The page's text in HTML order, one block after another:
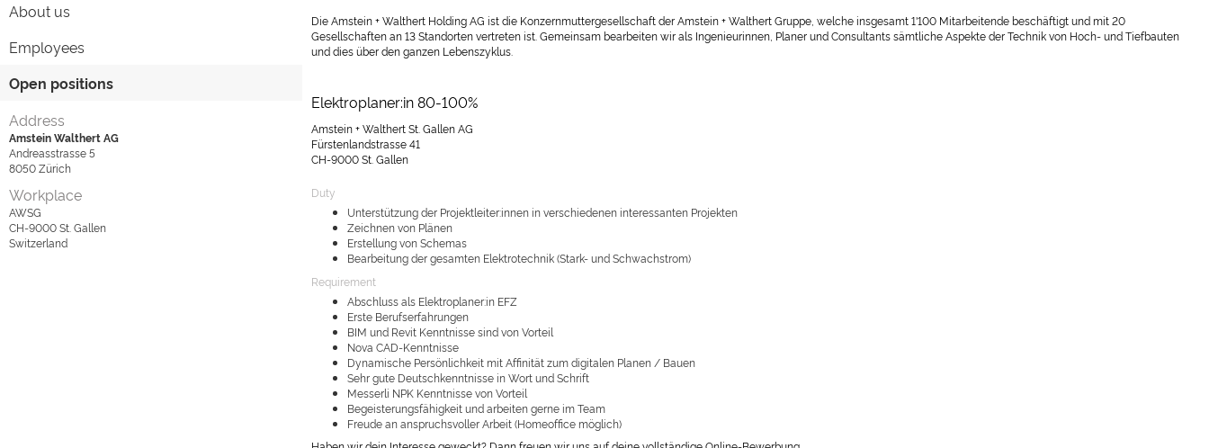
About us
Employees
Open positions
Address
Amstein Walthert AG
Andreasstrasse 5
8050Zürich
Workplace
AWSG
CH-9000St. Gallen
Switzerland
Die Amstein + Walthert Holding AG ist die Konzernmuttergesellschaft der Amstein + Walthert Gruppe, welche insgesamt 1'100 Mitarbeitende beschäftigt und mit 20
Gesellschaften an 13 Standorten vertreten ist. Gemeinsam bearbeiten wir als Ingenieurinnen, Planer und Consultants sämtliche Aspekte der Technik von Hoch- und Tiefbauten
und dies über den ganzen Lebenszyklus.
Elektroplaner:in 80-100%
Amstein + Walthert St. Gallen AG
Fürstenlandstrasse 41
CH-9000 St. Gallen
Duty
Unterstützung der Projektleiter:innen in verschiedenen interessanten Projekten
Zeichnen von Plänen
Erstellung von Schemas
Bearbeitung der gesamten Elektrotechnik (Stark- und Schwachstrom)
Requirement
Abschluss als Elektroplaner:in EFZ
Erste Berufserfahrungen
BIM und Revit Kenntnisse sind von Vorteil
Nova CAD-Kenntnisse
Dynamische Persönlichkeit mit Affinität zum digitalen Planen / Bauen
Sehr gute Deutschkenntnisse in Wort und Schrift
Messerli NPK Kenntnisse von Vorteil
Begeisterungsfähigkeit und arbeiten gerne im Team
Freude an anspruchsvoller Arbeit (Homeoffice möglich)